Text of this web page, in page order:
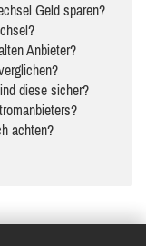
Geld sparen?
Anbieter?
diese sicher?
achten?